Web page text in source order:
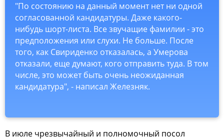
"По состоянию на данный момент нет ни одной
согласованной кандидатуры. Даже какого-
нибудь шорт-листа. Все звучащие фамилии - это
предположения или слухи. Не больше. После
того, как Свириденко отказалась, а Умерова
отказали, еще думают, кого отправить туда. В том
числе, это может быть очень неожиданная
кандидатура", - написал Железняк.
В июле чрезвычайный и полномочный посол